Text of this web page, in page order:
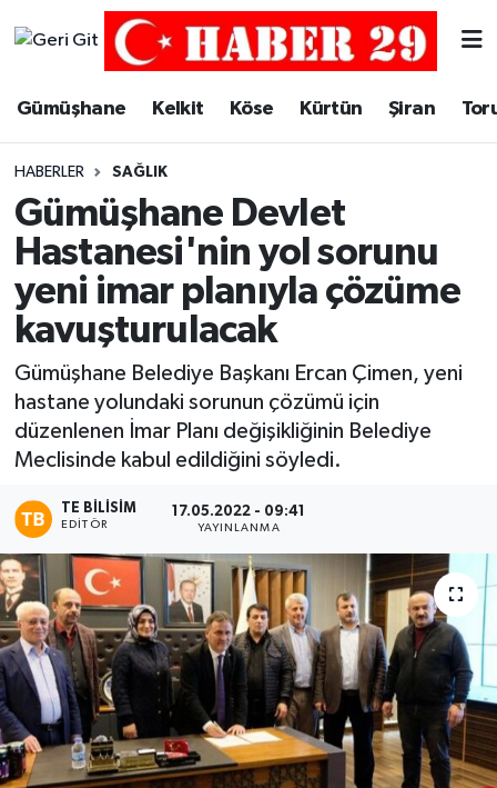
Gümüşhane Kelkit Köse Kürtün Şiran
HABERLER SAĞLIK
Gümüşhane Devlet
Hastanesi'nin yol sorunu
yeni imar planıyla çözüme
kavuşturulacak
Gümüşhane Belediye Başkanı Ercan Çimen, yeni
hastane yolundaki sorunun çözümü için
düzenlenen İmar Planı değişikliğinin Belediye
Meclisinde kabul edildiğini söyledi.
TE BILISIM
EDITÖR
17.05.2022 - 09:41
YAYINLANMA
Merkez Trafik Yoğunluk Haritası
Süper Lig Puan Durumu ve Fikstür
Tüm Manşetler
Son Dakika Haberleri
Haber Arşivi